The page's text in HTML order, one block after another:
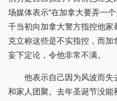
场媒体表示“在加拿大要弄一
千当初向加拿大警方指控他
克立称这些是不实指控，而
妄下定论，令他非常不满。
他表示自己因为风波而失
和家人团聚。去年圣诞节没